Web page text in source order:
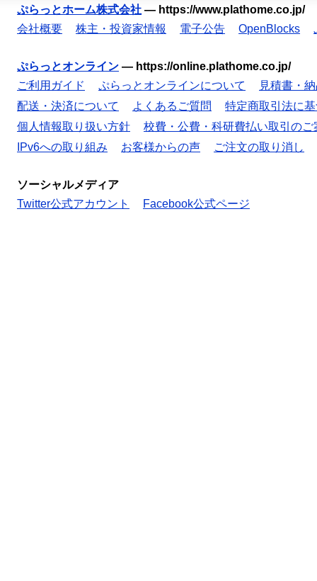
ぷらっとホーム株式会社 — https://www.plathome.co.jp/
会社概要
株主・投資家情報 電子公告 OpenBlocks
ぷらっとオンライン — https://online.plathome.co.jp/
ご利用ガイド
ぷらっとオンラインについて
見積書・
配送・決済について
よくあるご質問
特定商取引法に
個人情報取り扱い方針
校費・公費・科研費払い取引のご
IPv6への取り組み
お客様からの声 ご注文の取り消し
ソーシャルメディア
Twitter公式アカウント
Facebook公式ページ